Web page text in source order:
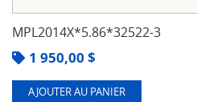
MPL2014X*5.86*32522-3
1 950,00 $
AJOUTER AU PANIER